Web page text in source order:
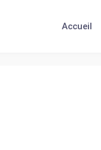
Accueil